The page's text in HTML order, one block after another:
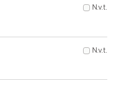
N.v.t.
N.v.t.